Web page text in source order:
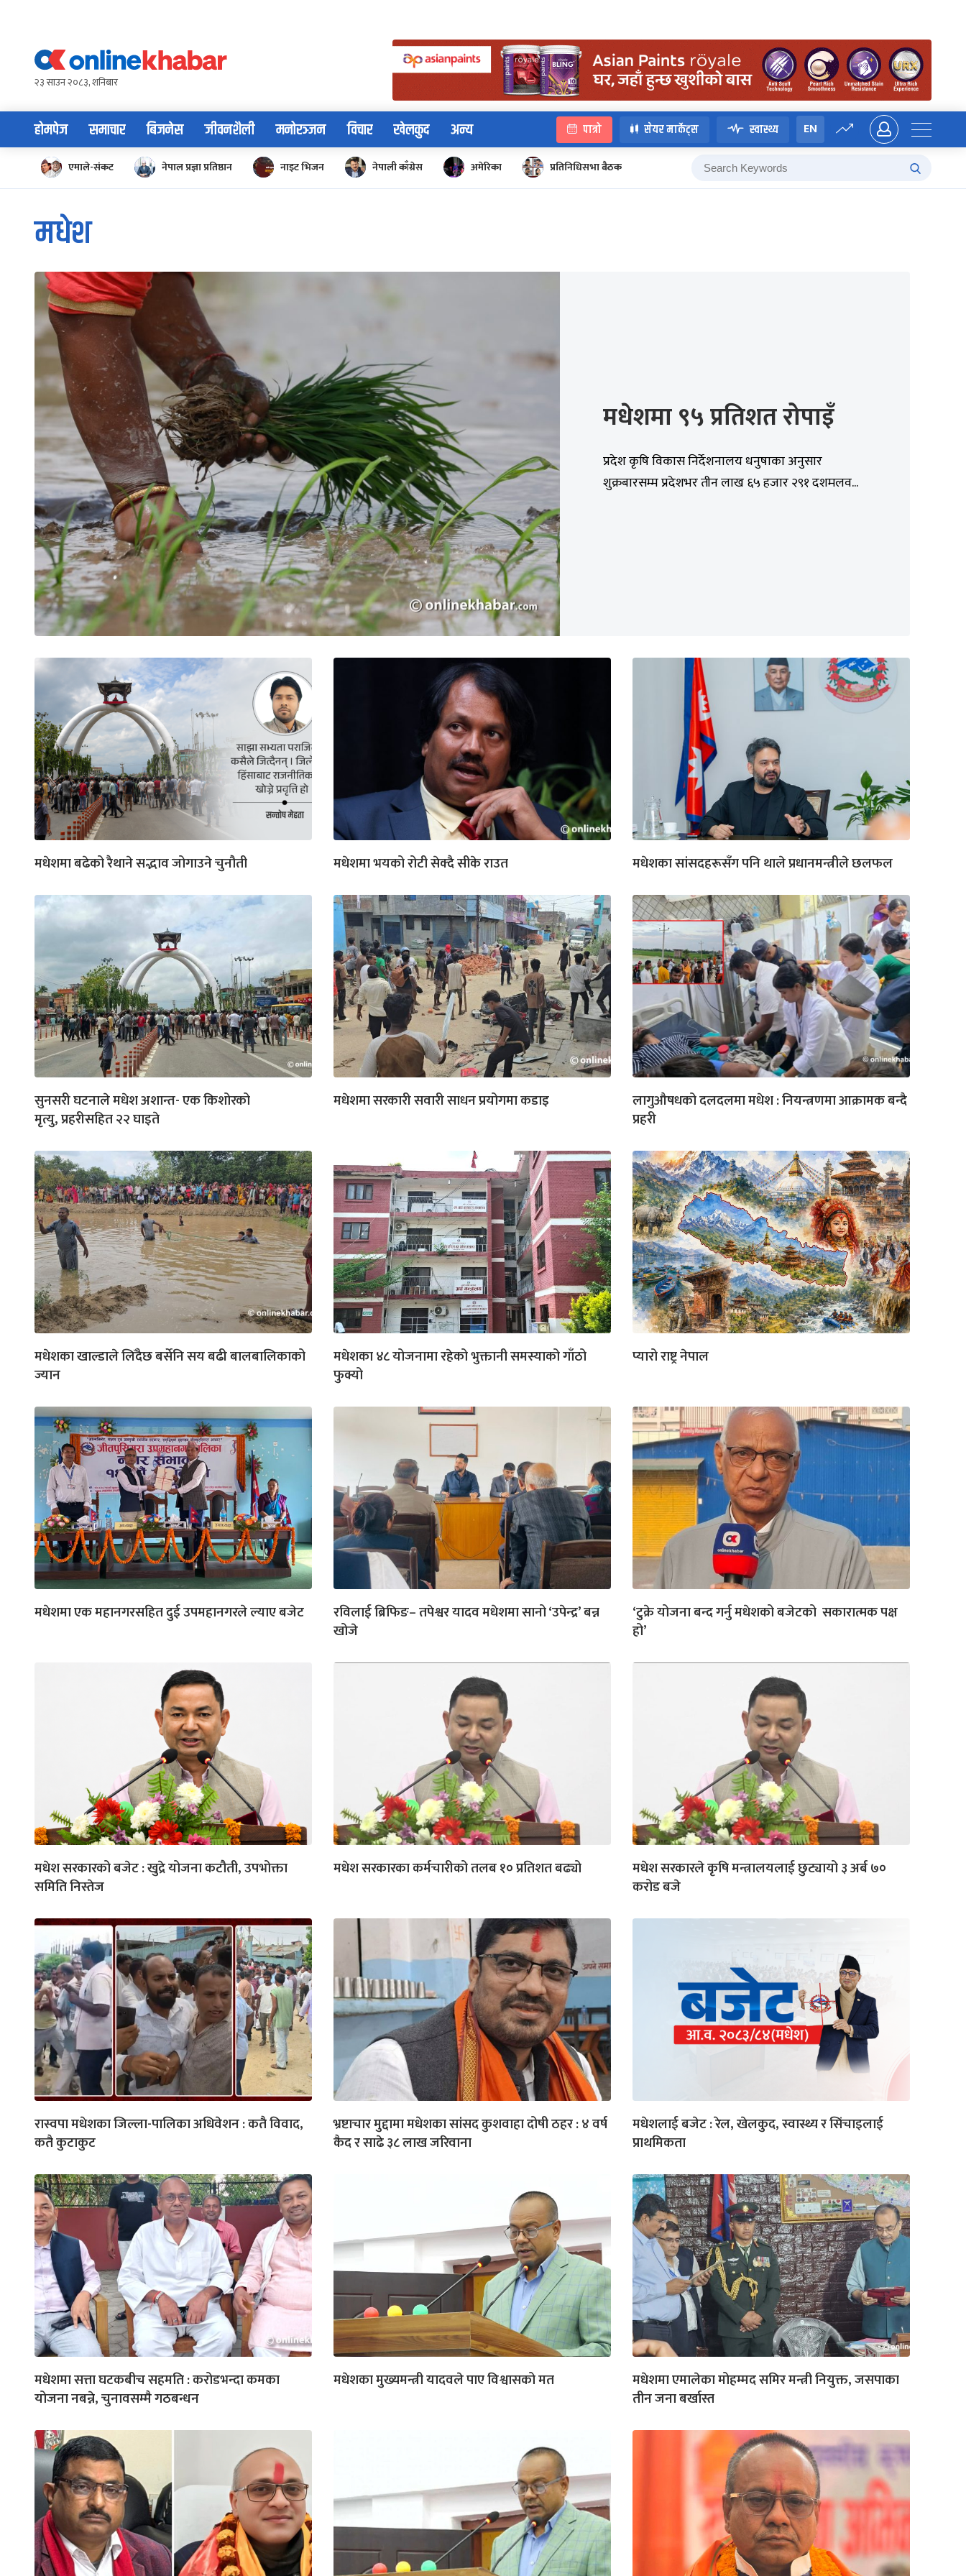
content२३ साउन २०८३, शनिबार
होमपेज समाचार बिजनेस जीवनशैली मनोरञ्जन विचार खेलकुद अन्य पात्रो सेयर मार्केट्स स्वास्थ्य EN
एमाले-संकट नेपाल प्रज्ञा प्रतिष्ठान नाइट भिजन नेपाली काँग्रेस अमेरिका प्रतिनिधिसभा बैठक
मधेश
मधेशमा ९५ प्रतिशत रोपाइँ
प्रदेश कृषि विकास निर्देशनालय धनुषाका अनुसार
शुक्रबारसम्म प्रदेशभर तीन लाख ६५ हजार २९१ दशमलव...
मधेशमा बढेको रैथाने सद्भाव जोगाउने चुनौती मधेशमा भयको रोटी सेक्दै सीके राउत मधेशका सांसदहरूसँग पनि थाले प्रधानमन्त्रीले छलफल
सुनसरी घटनाले मधेश अशान्त- एक किशोरको
मृत्यु, प्रहरीसहित २२ घाइते
मधेशमा सरकारी सवारी साधन प्रयोगमा कडाइ
लागुऔषधको दलदलमा मधेश : नियन्त्रणमा आक्रामक बन्दै
प्रहरी
मधेशका खाल्डाले लिँदैछ बर्सेनि सय बढी बालबालिकाको
ज्यान
मधेशका ४८ योजनामा रहेको भुक्तानी समस्याको गाँठो
फुक्यो
प्यारो राष्ट्र नेपाल
मधेशमा एक महानगरसहित दुई उपमहानगरले ल्याए बजेट
रविलाई ब्रिफिङ– तपेश्वर यादव मधेशमा सानो ‘उपेन्द्र’ बन्न
खोजे
‘टुक्रे योजना बन्द गर्नु मधेशको बजेटको सकारात्मक पक्ष
हो’
मधेश सरकारको बजेट : खुद्रे योजना कटौती, उपभोक्ता
समिति निस्तेज
मधेश सरकारका कर्मचारीको तलब १० प्रतिशत बढ्यो
मधेश सरकारले कृषि मन्त्रालयलाई छुट्यायो ३ अर्ब ७०
करोड बजे
रास्वपा मधेशका जिल्ला-पालिका अधिवेशन : कतै विवाद,
कतै कुटाकुट
भ्रष्टाचार मुद्दामा मधेशका सांसद कुशवाहा दोषी ठहर : ४ वर्ष
कैद र साढे ३८ लाख जरिवाना
मधेशलाई बजेट : रेल, खेलकुद, स्वास्थ्य र सिंचाइलाई
प्राथमिकता
मधेशमा सत्ता घटकबीच सहमति : करोडभन्दा कमका
योजना नबन्ने, चुनावसम्मै गठबन्धन
मधेशका मुख्यमन्त्री यादवले पाए विश्वासको मत
मधेशमा एमालेका मोहम्मद समिर मन्त्री नियुक्त, जसपाका
तीन जना बर्खास्त